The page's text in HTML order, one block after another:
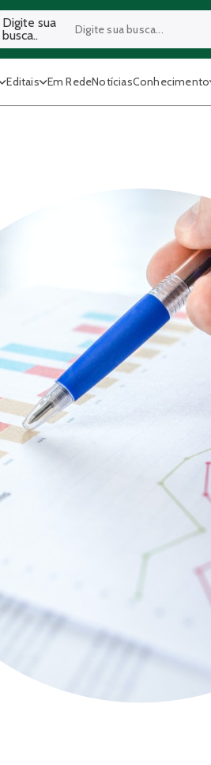
Digite sua
busca..
Editais Em RedeNotíciasConhecimento